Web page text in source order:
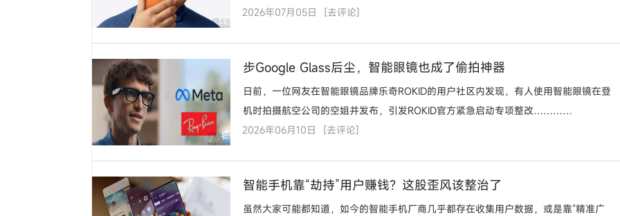
Specialist员工，以生活化拟人演绎形式…………
2026年07月05日 [去评论]
步Google Glass后尘，智能眼镜也成了偷拍神器
日前，一位网友在智能眼镜品牌乐奇ROKID的用户社区内发现，有人使用智能眼镜在登
机时拍摄航空公司的空姐并发布，引发ROKID官方紧急启动专项整改…………
2026年06月10日
[去评论]
智能手机靠“劫持”用户赚钱？这股歪风该整治了
虽然大家可能都知道，如今的智能手机厂商几乎都存在收集用户数据，或是靠“精准广